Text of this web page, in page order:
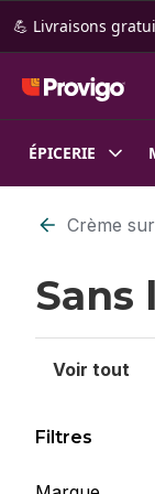
Passer au contenu
Passer au pied de page
💪 Livraisons
ÉPICERIE
Passer au
Crème
Sans
Voir tout
Filtres